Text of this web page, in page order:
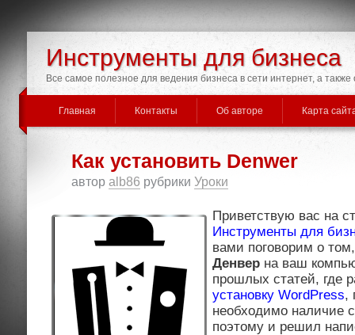
Инструменты для бизнеса
Все самое полезное для ведения бизнеса в сети интернет, а
Главная Контакты Об авторе Карта
Как установить Denwer
автор alb86 рубрики Уроки
Приветствую вас на
Инструменты для
вами поговорим о
Денвер на ваш
прошлых статей, где
установку WordPress,
необходимо наличие
поэтому и решил